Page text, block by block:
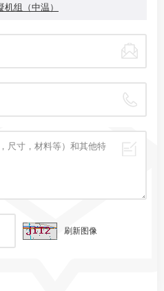
机组（中温）
刷新图像